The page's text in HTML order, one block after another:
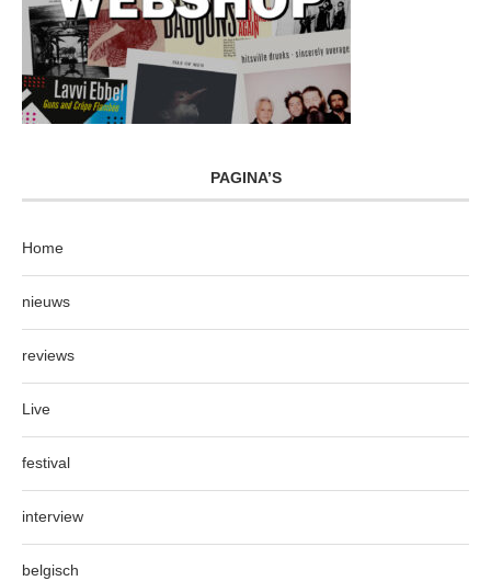
PAGINA’S
Home
nieuws
reviews
Live
festival
interview
belgisch